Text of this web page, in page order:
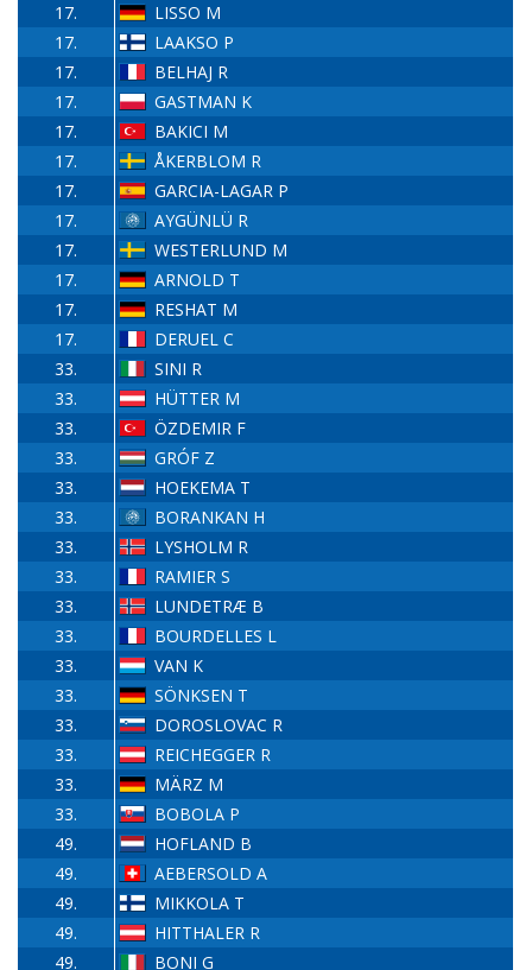
17.
LISSO M
17.
LAAKSO P
17.
BELHAJ R
17.
GASTMAN K
17.
BAKICI M
17.
ÅKERBLOM R
17.
GARCIA-LAGAR P
17.
AYGÜNLÜ R
17.
WESTERLUND M
17.
ARNOLD T
17.
RESHAT M
17.
DERUEL C
33.
SINI R
33.
HÜTTER M
33.
ÖZDEMIR F
33.
GRÓF Z
33.
HOEKEMA T
33.
BORANKAN H
33.
LYSHOLM R
33.
RAMIER S
33.
LUNDETRÆ B
33.
BOURDELLES L
33.
VAN K
33.
SÖNKSEN T
33.
DOROSLOVAC R
33.
REICHEGGER R
33.
MÄRZ M
33.
BOBOLA P
49.
HOFLAND B
49.
AEBERSOLD A
49.
MIKKOLA T
49.
HITTHALER R
49.
BONI G